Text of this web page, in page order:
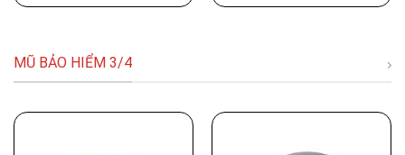
MŨ BẢO HIỂM 3/4